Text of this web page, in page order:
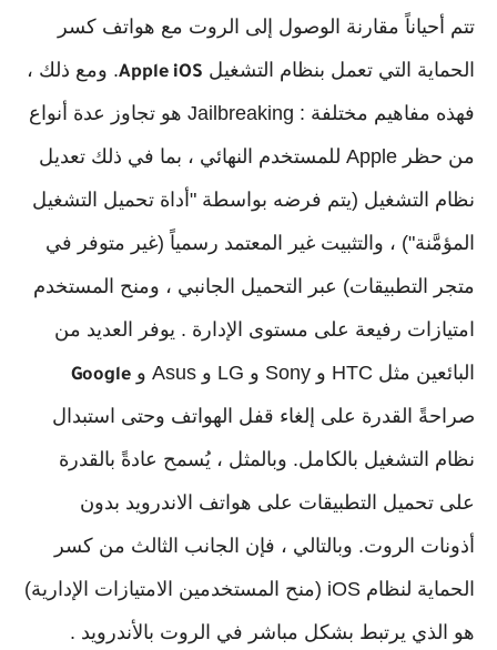
تتم أحياناً مقارنة الوصول إلى الروت مع هواتف كسر
الحماية التي تعمل بنظام التشغيل Apple iOS. ومع ذلك ،
فهذه مفاهيم مختلفة : Jailbreaking هو تجاوز عدة أنواع
من حظر Apple للمستخدم النهائي ، بما في ذلك تعديل
نظام التشغيل (يتم فرضه بواسطة "أداة تحميل التشغيل
المؤمَّنة") ، والتثبيت غير المعتمد رسمياً (غير متوفر في
متجر التطبيقات) عبر التحميل الجانبي ، ومنح المستخدم
امتيازات رفيعة على مستوى الإدارة . يوفر العديد من
البائعين مثل HTC و Sony و LG و Asus و
Google
صراحةً القدرة على إلغاء قفل الهواتف وحتى استبدال
نظام التشغيل بالكامل. وبالمثل ، يُسمح عادةً بالقدرة
على تحميل التطبيقات على هواتف الاندرويد بدون
أذونات الروت. وبالتالي ، فإن الجانب الثالث من كسر
الحماية لنظام iOS (منح المستخدمين الامتيازات الإدارية)
هو الذي يرتبط بشكل مباشر في الروت بالأندرويد .